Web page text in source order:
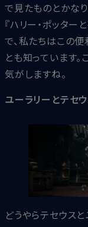
で見たものとかな
『ハリー・ポッター
で、私たちはこの
とも知っています
気がしますね。
ユーラリーとテセ
どうやらテセウス